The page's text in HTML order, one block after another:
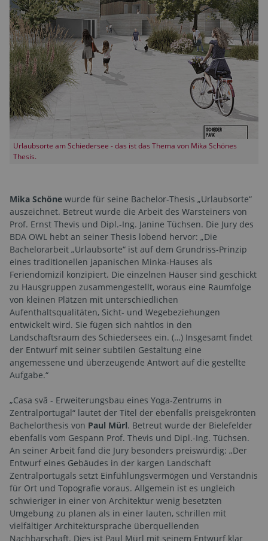
Urlaubsorte am Schiedersee - das ist das Thema von Mika Schönes
Thesis.
Mika Schöne wurde für seine Bachelor-Thesis „Urlaubsorte“
auszeichnet. Betreut wurde die Arbeit des Warsteiners von
Prof. Ernst Thevis und Dipl.-Ing. Janine Tüchsen. Die Jury des
BDA OWL hebt an seiner Thesis lobend hervor: „Die
Bachelorarbeit „Urlaubsorte“ ist auf dem Grundriss-Prinzip
eines traditionellen japanischen Minka-Hauses als
Feriendomizil konzipiert. Die einzelnen Häuser sind geschickt
zu Hausgruppen zusammengestellt, woraus eine Raumfolge
von kleinen Plätzen mit unterschiedlichen
Aufenthaltsqualitäten, Sicht- und Wegebeziehungen
entwickelt wird. Sie fügen sich nahtlos in den
Landschaftsraum des Schiedersees ein. (…) Insgesamt findet
der Entwurf mit seiner subtilen Gestaltung eine
angemessene und überzeugende Antwort auf die gestellte
Aufgabe.“
„Casa svã - Erweiterungsbau eines Yoga-Zentrums in
Zentralportugal“ lautet der Titel der ebenfalls preisgekrönten
Bachelorthesis von Paul Mürl. Betreut wurde der Bielefelder
ebenfalls vom Gespann Prof. Thevis und Dipl.-Ing. Tüchsen.
An seiner Arbeit fand die Jury besonders preiswürdig: „Der
Entwurf eines Gebäudes in der kargen Landschaft
Zentralportugals setzt Einfühlungsvermögen und Verständnis
für Ort und Topografie voraus. Allgemein ist es ungleich
schwieriger in einer von Architektur wenig besetzten
Umgebung zu planen als in einer lauten, schrillen mit
vielfältiger Architektursprache überquellenden
Nachbarschaft. Dies ist Paul Mürl mit seinem Entwurf klar